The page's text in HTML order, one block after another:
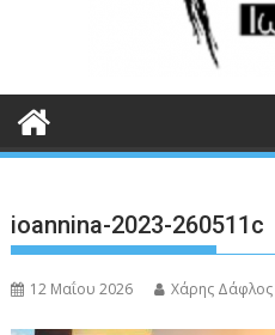
ioannina-2023-260511c
12 Μαΐου 2026 Χάρης Δάφλος